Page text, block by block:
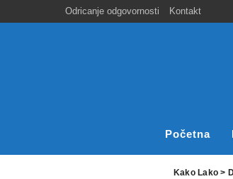
Odricanje odgovornosti Kontakt
Početna
Kako Lako >